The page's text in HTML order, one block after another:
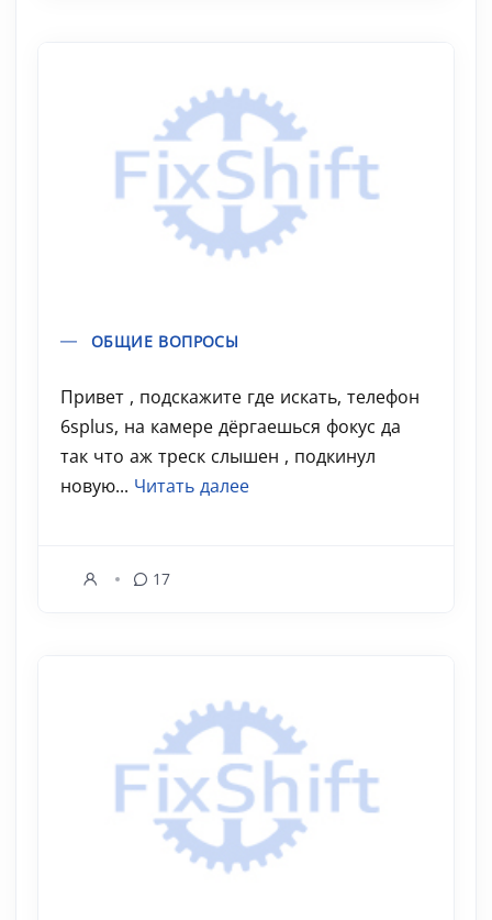
ОБЩИЕ ВОПРОСЫ
Привет , подскажите где искать, телефон
6splus, на камере дёргаешься фокус да
так что аж треск слышен , подкинул
новую... Читать далее
17